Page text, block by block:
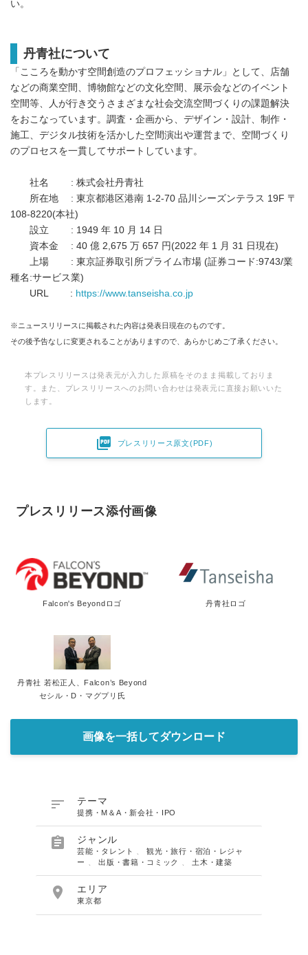
い。
丹青社について
「こころを動かす空間創造のプロフェッショナル」として、店舗
などの商業空間、博物館などの文化空間、展示会などのイベント
空間等、人が行き交うさまざまな社会交流空間づくりの課題解決
をおこなっています。調査・企画から、デザイン・設計、制作・
施工、デジタル技術を活かした空間演出や運営まで、空間づくり
のプロセスを一貫してサポートしています。
社名 : 株式会社丹青社
所在地 : 東京都港区港南 1-2-70 品川シーズンテラス 19F 〒
108-8220(本社)
設立 : 1949 年 10 月 14 日
資本金 : 40 億 2,675 万 657 円(2022 年 1 月 31 日現在)
上場 : 東京証券取引所プライム市場 (証券コード:9743/業
種名:サービス業)
URL : https://www.tanseisha.co.jp
※ニュースリリースに掲載された内容は発表日現在のものです。
その後予告なしに変更されることがありますので、あらかじめご了承ください。
本プレスリリースは発表元が入力した原稿をそのまま掲載しておりま
す。また、プレスリリースへのお問い合わせは発表元に直接お願いいた
します。
 プレスリリース原文(PDF)
プレスリリース添付画像
Falcon's Beyondロゴ 丹青社ロゴ
丹青社 若松正人、Falcon’s Beyond
セシル・D・マグプリ氏
画像を一括してダウンロード
 テーマ
提携・M＆A・新会社・IPO
 ジャンル
芸能・タレント 、観光・旅行・宿泊・レジャ
ー
、出版・書籍・コミック 土木・建築
 エリア
東京都